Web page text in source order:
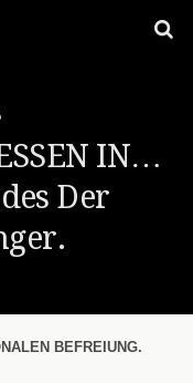
IN…
Der
BEFREIUNG.